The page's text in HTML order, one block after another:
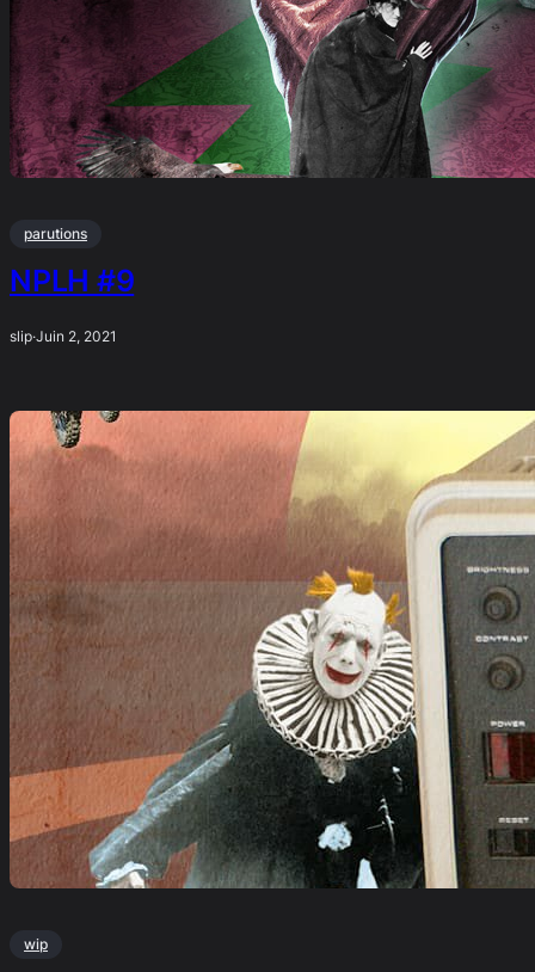
parutions
NPLH #9
slip·Juin 2, 2021
wip